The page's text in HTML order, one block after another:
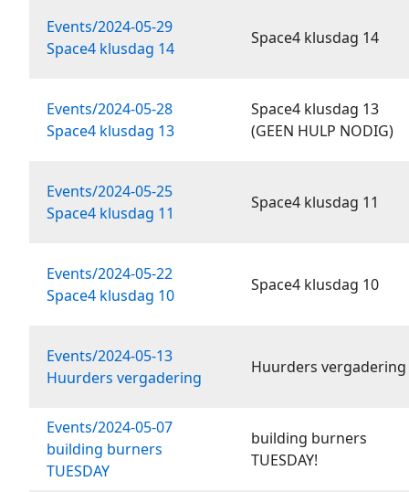
Events/2024-05-29
Space4 klusdag 14
Space4 klusdag 14
Events/2024-05-28
Space4 klusdag 13
Space4 klusdag 13
(GEEN HULP NODIG)
Events/2024-05-25
Space4 klusdag 11
Space4 klusdag 11
Events/2024-05-22
Space4 klusdag 10
Space4 klusdag 10
Events/2024-05-13
Huurders vergadering
Huurders vergadering
Events/2024-05-07
building burners
TUESDAY
building burners
TUESDAY!